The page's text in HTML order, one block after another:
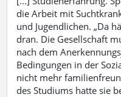
die Arbeit mit
und Jugendlichen. „Da
dran. Die Gesellschaft
nach dem
Bedingungen in der
nicht mehr
des Studiums hatte sie